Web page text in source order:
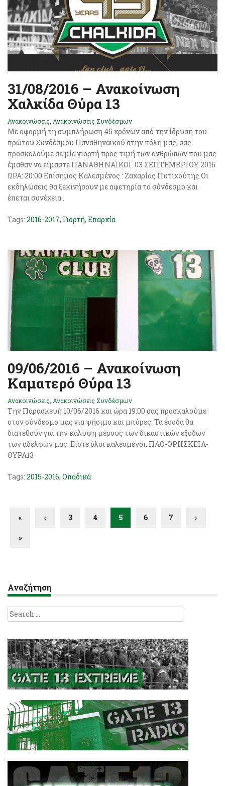
31/08/2016 – Ανακοίνωση
Χαλκίδα Θύρα 13
Ανακοινώσεις Ανακοινώσεις Συνδέσμων
Με αφορμή τη συμπλήρωση 45 χρόνων από την ίδρυση του
πρώτου Συνδέσμου Παναθηναϊκού στην πόλη μας, σας
προσκαλούμε σε μία γιορτή προς τιμή των ανθρώπων που μας
έμαθαν να είμαστε ΠΑΝΑΘΗΝΑΪΚΟΙ. 03 ΣΕΠΤΕΜΒΡΙΟΥ 2016
ΩΡΑ: 20:00 Επίσημος Καλεσμένος : Ζαχαρίας Πυτιχούτης Οι
εκδηλώσεις θα ξεκινήσουν με αφετηρία το σύνδεσμο και
έπεται συνέχεια..
Tags: 2016-2017, Γιορτή, Επαρχία
09/06/2016 – Ανακοίνωση
Καματερό Θύρα 13
Ανακοινώσεις, Ανακοινώσεις Συνδέσμων
Την Παρασκευή 10/06/2016 και ώρα 19:00 σας προσκαλούμε
στον σύνδεσμο μας για ψήσιμο και μπύρες. Τα έσοδα θα
διατεθούν για την κάλυψη μέρους των δικαστικών εξόδων
των αδελφών μας. Είστε όλοι καλεσμένοι. ΠΑΟ-ΘΡΗΣΚΕΙΑ-
ΘΥΡΑ13
Tags: 2015-2016, Οπαδικά
« ‹ 3 4 5 6 7 ›
»
Αναζήτηση
Search
for: